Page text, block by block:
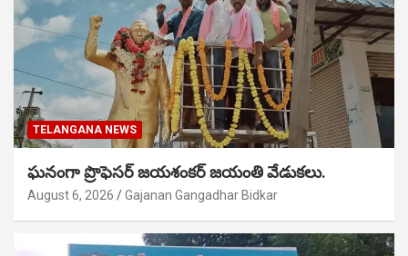
TELANGANA NEWS
ఘనంగా ప్రొఫెసర్ జయశంకర్ జయంతి వేడుకలు.
August 6, 2026 Gajanan Gangadhar Bidkar